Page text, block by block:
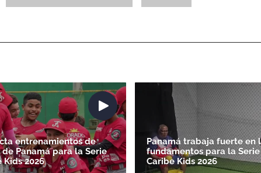
entrenamientos de
Panamá para la Serie
2026
Panamá trabaja fuerte en
fundamentos para la
Caribe Kids 2026